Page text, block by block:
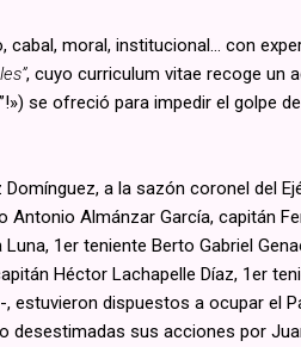
cabal, moral, institucional… con
, cuyo curriculum vitae recoge un
se ofreció para impedir el golpe
Domínguez, a la sazón coronel del
Antonio Almánzar García, capitán
1er teniente Berto Gabriel
Héctor Lachapelle Díaz, 1er
estuvieron dispuestos a ocupar el
desestimadas sus acciones por